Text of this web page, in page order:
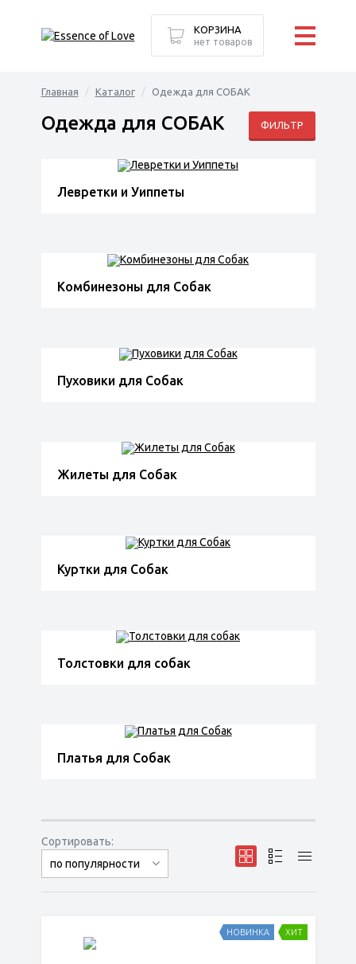
Главная Каталог Одежда для СОБАК
ФИЛЬТР
Одежда для СОБАК
Левретки и Уиппеты
Комбинезоны для Собак
Пуховики для Собак
Жилеты для Собак
Куртки для Собак
Толстовки для собак
Платья для Собак
Сортировать:
по популярности
сначала дешёвые
сначала дорогие
НОВИНКА ХИТ
КОРЗИНА
нет товаров